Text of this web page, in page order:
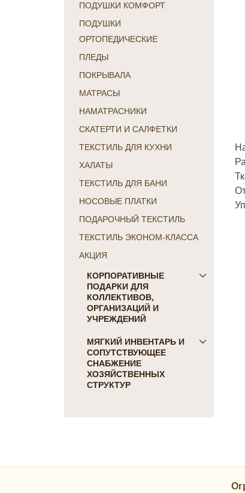
ПОДУШКИ КОМФОРТ
ПОДУШКИ
ОРТОПЕДИЧЕСКИЕ
ПЛЕДЫ
ПОКРЫВАЛА
МАТРАСЫ
НАМАТРАСНИКИ
СКАТЕРТИ И САЛФЕТКИ
ТЕКСТИЛЬ ДЛЯ КУХНИ
ХАЛАТЫ
ТЕКСТИЛЬ ДЛЯ БАНИ
НОСОВЫЕ ПЛАТКИ
ПОДАРОЧНЫЙ ТЕКСТИЛЬ
ТЕКСТИЛЬ ЭКОНОМ-КЛАССА
АКЦИЯ
КОРПОРАТИВНЫЕ
ПОДАРКИ ДЛЯ
КОЛЛЕКТИВОВ,
ОРГАНИЗАЦИЙ И
УЧРЕЖДЕНИЙ
ПОДАРКИ ДЛЯ КОГО:
Женщинам
Коллегам
Мужчинам
День Победы
МЯГКИЙ ИНВЕНТАРЬ И
СОПУТСТВУЮЩЕЕ
СНАБЖЕНИЕ
ХОЗЯЙСТВЕННЫХ
СТРУКТУР